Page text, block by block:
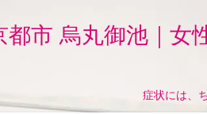
都市 烏丸御池｜女
症状には、